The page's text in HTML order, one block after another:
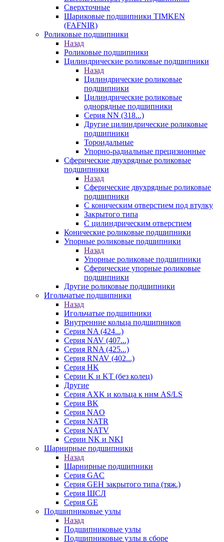
Сверхточные
Шариковые подшипники TIMKEN
(FAFNIR)
Роликовые подшипники
Назад
Роликовые подшипники
Цилиндрические роликовые подшипники
Назад
Цилиндрические роликовые
подшипники
Цилиндрические роликовые
однорядные подшипники
Серия NN (318...)
Другие цилиндрические роликовые
подшипники
Тороидальные
Упорно-радиальные прецизионные
Сферические двухрядные роликовые
подшипники
Назад
Сферические двухрядные роликовые
подшипники
С коническим отверстием под втулку
Закрытого типа
С цилиндрическим отверстием
Конические роликовые подшипники
Упорные роликовые подшипники
Назад
Упорные роликовые подшипники
Сферические упорные роликовые
подшипники
Другие роликовые подшипники
Игольчатые подшипники
Назад
Игольчатые подшипники
Внутренние кольца подшипников
Серия NA (424...)
Серия NAV (407...)
Серия RNA (425...)
Серия RNAV (402...)
Серия HK
Серии K и KT (без колец)
Другие
Серия AXK и кольца к ним AS/LS
Серия BK
Серия NAO
Серия NATR
Серия NATV
Серии NK и NKI
Шарнирные подшипники
Назад
Шарнирные подшипники
Серия GAC
Серия GEH закрытого типа (тяж.)
Серия ШСЛ
Серия GE
Подшипниковые узлы
Назад
Подшипниковые узлы
Подшипниковые узлы в сборе